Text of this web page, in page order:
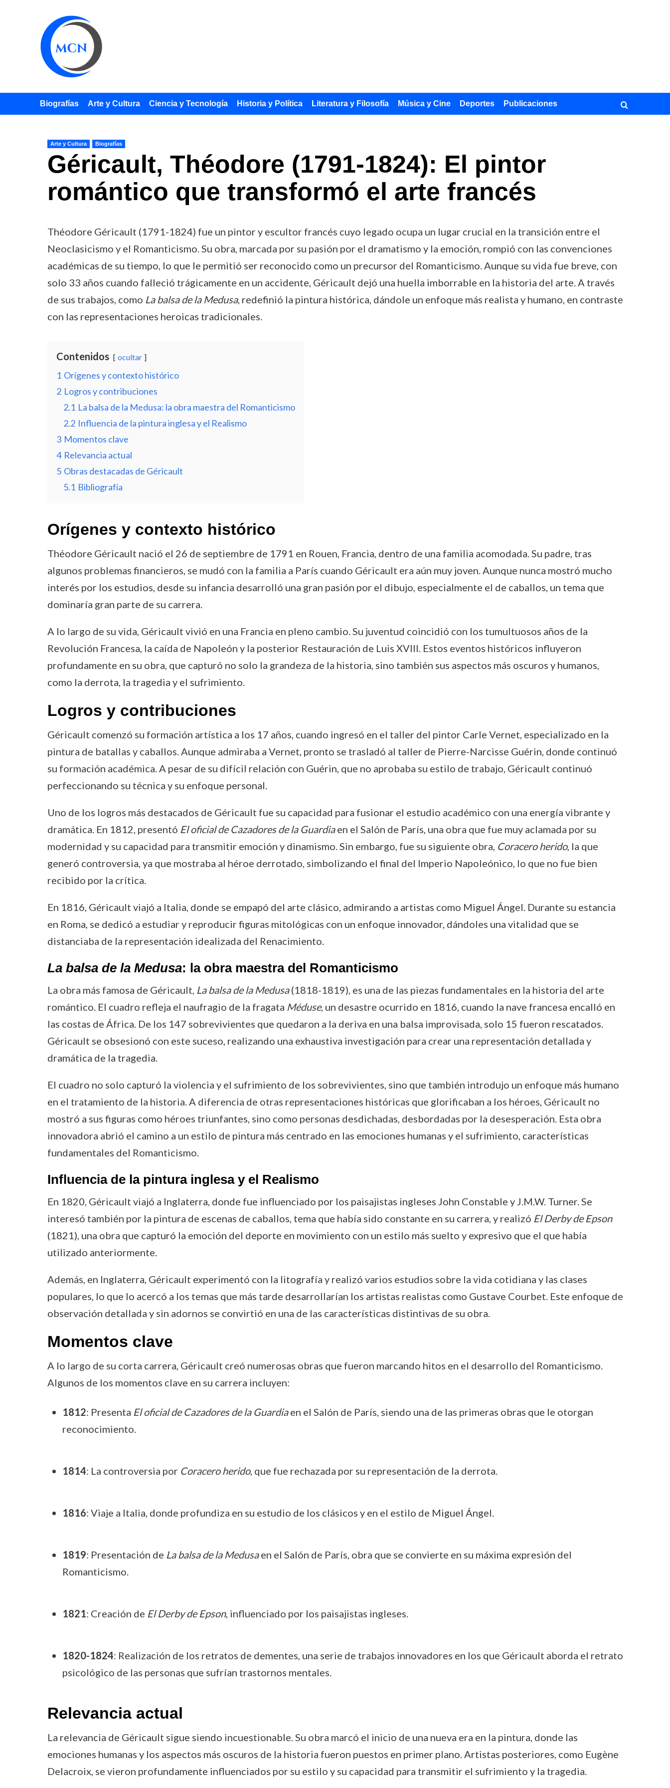
Biografías Arte y Cultura Ciencia y Tecnología Historia y Política Literatura y Filosofía Música y Cine Deportes Publicaciones
Arte y Cultura Biografías
Géricault, Théodore (1791-1824): El pintor
romántico que transformó el arte francés
Théodore Géricault (1791-1824) fue un pintor y escultor francés cuyo legado ocupa un lugar crucial en la transición entre el
Neoclasicismo y el Romanticismo. Su obra, marcada por su pasión por el dramatismo y la emoción, rompió con las convenciones
académicas de su tiempo, lo que le permitió ser reconocido como un precursor del Romanticismo. Aunque su vida fue breve, con
solo 33 años cuando falleció trágicamente en un accidente, Géricault dejó una huella imborrable en la historia del arte. A través
de sus trabajos, como La balsa de la Medusa, redefinió la pintura histórica, dándole un enfoque más realista y humano, en contraste
con las representaciones heroicas tradicionales.
Contenidos ocultar
1 Orígenes y contexto histórico
2 Logros y contribuciones
2.1 La balsa de la Medusa: la obra maestra del Romanticismo
2.2 Influencia de la pintura inglesa y el Realismo
3 Momentos clave
4 Relevancia actual
5 Obras destacadas de Géricault
5.1 Bibliografía
Orígenes y contexto histórico
Théodore Géricault nació el 26 de septiembre de 1791 en Rouen, Francia, dentro de una familia acomodada. Su padre, tras
algunos problemas financieros, se mudó con la familia a París cuando Géricault era aún muy joven. Aunque nunca mostró mucho
interés por los estudios, desde su infancia desarrolló una gran pasión por el dibujo, especialmente el de caballos, un tema que
dominaría gran parte de su carrera.
A lo largo de su vida, Géricault vivió en una Francia en pleno cambio. Su juventud coincidió con los tumultuosos años de la
Revolución Francesa, la caída de Napoleón y la posterior Restauración de Luis XVIII. Estos eventos históricos influyeron
profundamente en su obra, que capturó no solo la grandeza de la historia, sino también sus aspectos más oscuros y humanos,
como la derrota, la tragedia y el sufrimiento.
Logros y contribuciones
Géricault comenzó su formación artística a los 17 años, cuando ingresó en el taller del pintor Carle Vernet, especializado en la
pintura de batallas y caballos. Aunque admiraba a Vernet, pronto se trasladó al taller de Pierre-Narcisse Guérin, donde continuó
su formación académica. A pesar de su difícil relación con Guérin, que no aprobaba su estilo de trabajo, Géricault continuó
perfeccionando su técnica y su enfoque personal.
Uno de los logros más destacados de Géricault fue su capacidad para fusionar el estudio académico con una energía vibrante y
dramática. En 1812, presentó El oficial de Cazadores de la Guardiaen el Salón de París, una obra que fue muy aclamada por su
modernidad y su capacidad para transmitir emoción y dinamismo. Sin embargo, fue su siguiente obra, Coracero herido, la que
generó controversia, ya que mostraba al héroe derrotado, simbolizando el final del Imperio Napoleónico, lo que no fue bien
recibido por la crítica.
En 1816, Géricault viajó a Italia, donde se empapó del arte clásico, admirando a artistas como Miguel Ángel. Durante su estancia
en Roma, se dedicó a estudiar y reproducir figuras mitológicas con un enfoque innovador, dándoles una vitalidad que se
distanciaba de la representación idealizada del Renacimiento.
La balsa de la Medusa: la obra maestra del Romanticismo
La obra más famosa de Géricault, La balsa de la Medusa(1818-1819), es una de las piezas fundamentales en la historia del arte
romántico. El cuadro refleja el naufragio de la fragata Méduse, un desastre ocurrido en 1816, cuando la nave francesa encalló en
las costas de África. De los 147 sobrevivientes que quedaron a la deriva en una balsa improvisada, solo 15 fueron rescatados.
Géricault se obsesionó con este suceso, realizando una exhaustiva investigación para crear una representación detallada y
dramática de la tragedia.
El cuadro no solo capturó la violencia y el sufrimiento de los sobrevivientes, sino que también introdujo un enfoque más humano
en el tratamiento de la historia. A diferencia de otras representaciones históricas que glorificaban a los héroes, Géricault no
mostró a sus figuras como héroes triunfantes, sino como personas desdichadas, desbordadas por la desesperación. Esta obra
innovadora abrió el camino a un estilo de pintura más centrado en las emociones humanas y el sufrimiento, características
fundamentales del Romanticismo.
Influencia de la pintura inglesa y el Realismo
En 1820, Géricault viajó a Inglaterra, donde fue influenciado por los paisajistas ingleses John Constable y J.M.W. Turner. Se
interesó también por la pintura de escenas de caballos, tema que había sido constante en su carrera, y realizó El Derby de Epson
(1821), una obra que capturó la emoción del deporte en movimiento con un estilo más suelto y expresivo que el que había
utilizado anteriormente.
Además, en Inglaterra, Géricault experimentó con la litografía y realizó varios estudios sobre la vida cotidiana y las clases
populares, lo que lo acercó a los temas que más tarde desarrollarían los artistas realistas como Gustave Courbet. Este enfoque de
observación detallada y sin adornos se convirtió en una de las características distintivas de su obra.
Momentos clave
A lo largo de su corta carrera, Géricault creó numerosas obras que fueron marcando hitos en el desarrollo del Romanticismo.
Algunos de los momentos clave en su carrera incluyen:
1812: Presenta El oficial de Cazadores de la Guardiaen el Salón de París, siendo una de las primeras obras que le otorgan
reconocimiento.
1814: La controversia por Coracero herido, que fue rechazada por su representación de la derrota.
1816: Viaje a Italia, donde profundiza en su estudio de los clásicos y en el estilo de Miguel Ángel.
1819: Presentación de La balsa de la Medusaen el Salón de París, obra que se convierte en su máxima expresión del
Romanticismo.
1821: Creación de El Derby de Epson, influenciado por los paisajistas ingleses.
1820-1824: Realización de los retratos de dementes, una serie de trabajos innovadores en los que Géricault aborda el retrato
psicológico de las personas que sufrían trastornos mentales.
Relevancia actual
La relevancia de Géricault sigue siendo incuestionable. Su obra marcó el inicio de una nueva era en la pintura, donde las
emociones humanas y los aspectos más oscuros de la historia fueron puestos en primer plano. Artistas posteriores, como Eugène
Delacroix, se vieron profundamente influenciados por su estilo y su capacidad para transmitir el sufrimiento y la tragedia.